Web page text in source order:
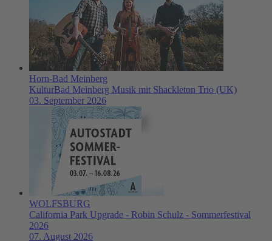
Horn-Bad Meinberg
KulturBad Meinberg Musik mit Shackleton Trio (UK)
03. September 2026
WOLFSBURG
California Park Upgrade - Robin Schulz - Sommerfestival
2026
07. August 2026